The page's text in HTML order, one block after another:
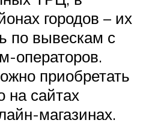
городов – их
по вывескам с
операторов.
приобретать
на сайтах
магазинах.